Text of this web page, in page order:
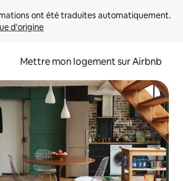
d'origine
Mettre mon logement sur Airbnb